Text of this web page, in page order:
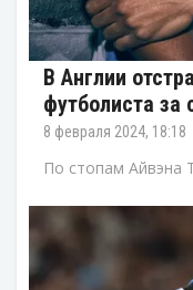
В Англии
футболиста за
8 февраля 2024, 18:18
По стопам Айвэна